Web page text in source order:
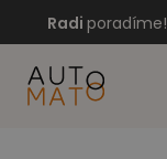
Radi poradíme!